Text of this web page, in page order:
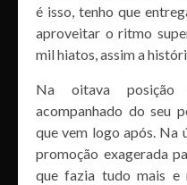
é isso, tenho que
aproveitar o ritmo
mil hiatos, assim a
Na oitava
acompanhado do seu
que vem logo após. Na
promoção exagerada
que fazia tudo mais e